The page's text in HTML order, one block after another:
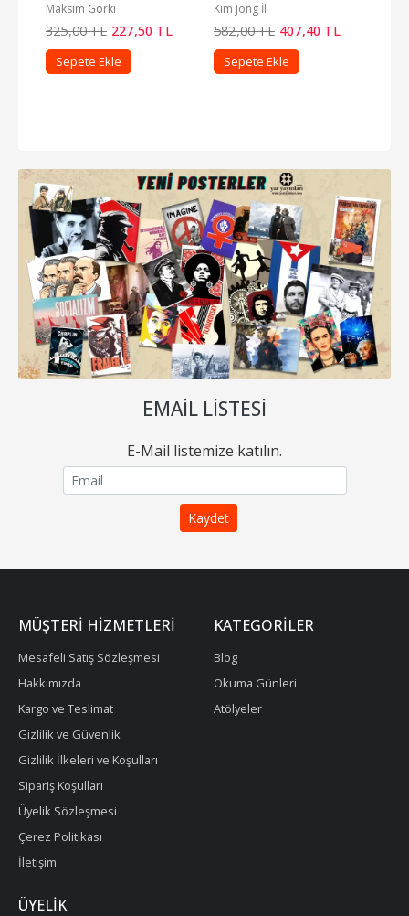
Maksim Gorki
325,00TL 227,50 TL
Sepete Ekle
Kim Jong İl
582,00TL 407,40 TL
Sepete Ekle
EMAIL LISTESI
E-Mail listemize katılın.
MÜŞTERI HIZMETLERI
Mesafeli Satış Sözleşmesi
Hakkımızda
Kargo ve Teslimat
Gizlilik ve Güvenlik
Gizlilik İlkeleri ve Koşulları
Sipariş Koşulları
Üyelik Sözleşmesi
Çerez Politikası
İletişim
KATEGORILER
Blog
Okuma Günleri
Atölyeler
ÜYELIK